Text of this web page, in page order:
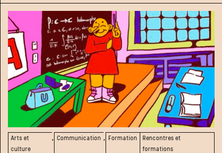
Arts et
culture
, Communication , Formation
Rencontres et
formations